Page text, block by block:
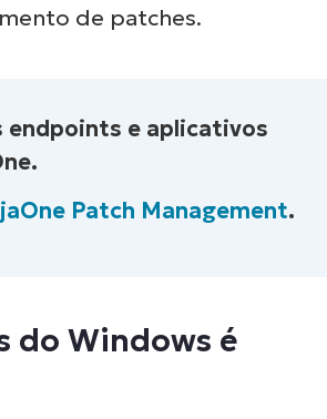
de patches.
endpoints e aplicativos
Patch Management.
do Windows é
teste de 14 dias
First